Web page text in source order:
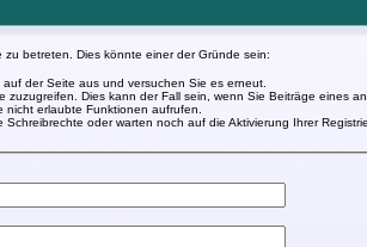
betreten. Dies könnte einer der Gründe sein:
der Seite aus und versuchen Sie es erneut.
Dies kann der Fall sein, wenn Sie Beiträge eines
nicht erlaubte Funktionen aufrufen.
oder warten noch auf die Aktivierung Ihrer